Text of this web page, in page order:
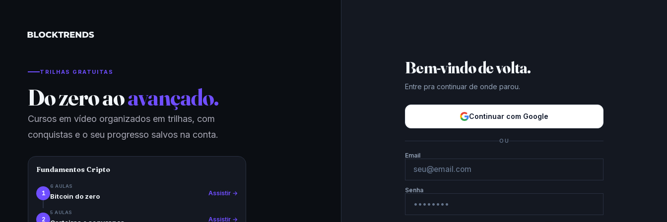
TRILHAS GRATUITAS
Do zero aoavançado.
Cursos em vídeo organizados em trilhas, com
conquistas e o seu progresso salvos na conta.
Fundamentos Cripto
1
6 AULAS
Bitcoin do zero Assistir →
2
5 AULAS
Assistir →
Bem-vindo de volta.
Entre pra continuar de onde parou.
Continuar com Google
OU
Email
Senha